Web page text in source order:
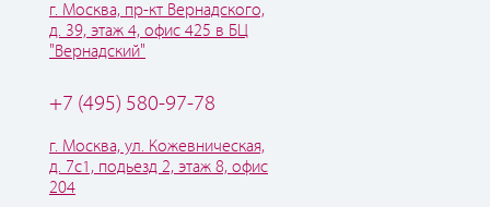
г. Москва, пр-кт Вернадского,
д. 39, этаж 4, офис 425 в БЦ
"Вернадский"
+7 (495) 580-97-78
г. Москва, ул. Кожевническая,
д. 7с1, подьезд 2, этаж 8, офис
204